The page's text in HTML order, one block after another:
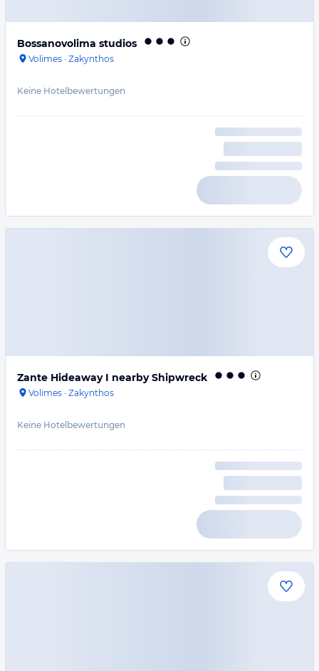
Bossanovolima studios
Volimes · Zakynthos
Keine Hotelbewertungen
Zante Hideaway I nearby Shipwreck
Volimes · Zakynthos
Keine Hotelbewertungen